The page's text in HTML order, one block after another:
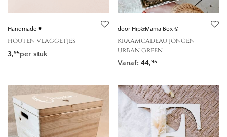
Handmade ♥
houten vlaggetjes
3,95per stuk
door Hip&Mama Box ©
kraamcadeau jongen |
urban green
Vanaf: 44,95